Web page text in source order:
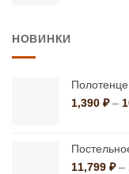
НОВИНКИ
1,390 ₽ –
11,799 ₽ –